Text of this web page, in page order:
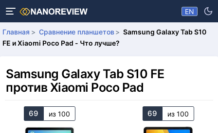
EN
Главная Сравнение планшетов
Samsung Galaxy Tab S10
FE и Xiaomi Poco Pad - Что лучше?
Samsung Galaxy Tab S10 FE
против Xiaomi Poco Pad
69 из 100 69 из 100